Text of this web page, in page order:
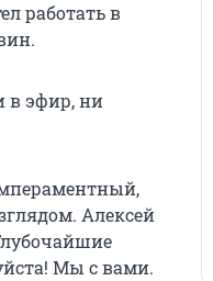
работать в
в эфир, ни
Алексей
Мы с вами.